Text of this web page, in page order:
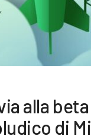
alla
di